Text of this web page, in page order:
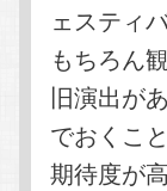
ェスティ
もちろん
旧演出が
でおくこ
期待度が